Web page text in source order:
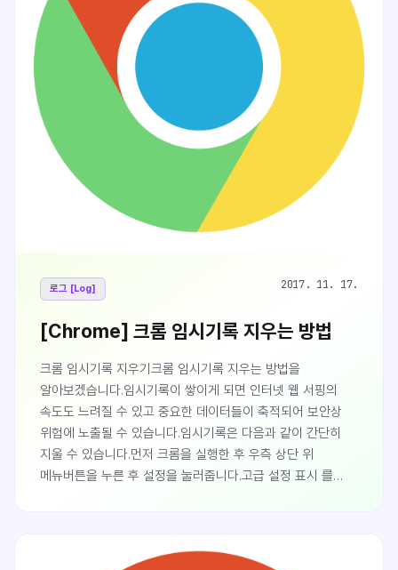
로그 [Log] 2017. 11. 17.
[Chrome] 크롬 임시기록 지우는 방법
크롬 임시기록 지우기크롬 임시기록 지우는 방법을
알아보겠습니다.임시기록이 쌓이게 되면 인터넷 웹 서핑의
속도도 느려질 수 있고 중요한 데이터들이 축적되어 보안상
위험에 노출될 수 있습니다.임시기록은 다음과 같이 간단히
지울 수 있습니다.먼저 크롬을 실행한 후 우측 상단 위
메뉴버튼을 누른 후 설정을 눌러줍니다.고급 설정 표시 를
셀렉트박스기간을 선택하셨으면 삭제하고 싶은 임시 기록